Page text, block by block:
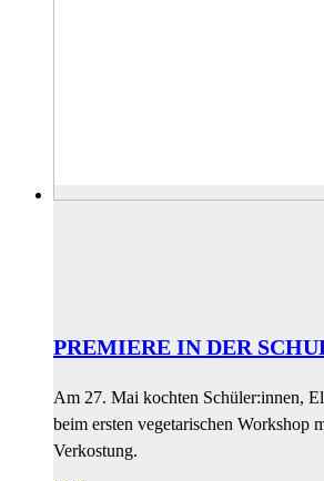
PREMIERE IN DER
Am 27. Mai kochten Schüler:innen,
beim ersten vegetarischen Workshop
Verkostung.